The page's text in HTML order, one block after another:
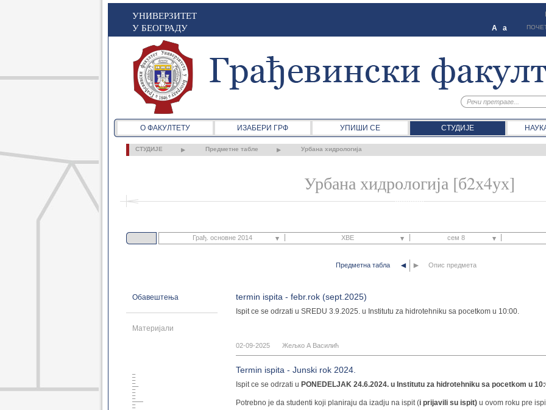
УНИВЕРЗИТЕТ
У БЕОГРАДУ
a
A
О ФАКУЛТЕТУ ИЗАБЕРИ ГРФ УПИШИ СЕ СТУДИЈЕ
СТУДИЈЕ Предметне табле Урбана хидрологија
Урбана хидрологија [б2х4ух]
Грађ. основне 2014
Грађ. мастер 2021
Геодез. мастер 2021
Геодез. докторске 2021
Грађ. специјал. 2021
Грађ. основне 2014
Грађ. дипломске 2014
ХВЕ
ЗАЈ
ПЖА
ХВЕ
сем 8
сем 4
сем 8
◄
Предметна табла ► Опис предмета
Обавештења
Материјали
termin ispita - febr.rok (sept.2025)
Ispit ce se odrzati u SREDU 3.9.2025. u Institutu za hidrotehniku sa pocetkom u 10:00.
02-09-2025 Жељко А Василић
Termin ispita - Junski rok 2024.
Ispit ce se odrzati u PONEDELJAK 24.6.2024. u Institutu za hidrotehniku sa pocetkom u
Potrebno je da studenti koji planiraju da izadju na ispit (i prijavili su ispit) u ovom roku pre